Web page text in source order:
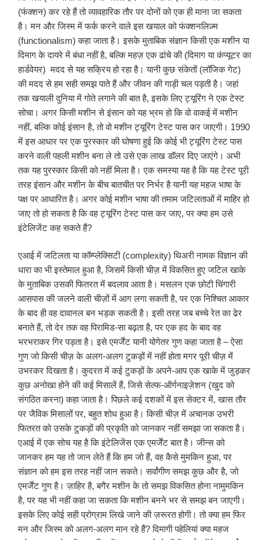
(फंक्शन) कर रहे हैं तो व्यावहारिक तौर पर दोनों को एक ही माना जा सकता
है। मन और जिस्म में फर्क करने वाले इस खयाल को फंक्शनलिज़्म
(functionalism) कहा जाता है। इसके मुताबिक संज्ञान किसी एक मशीन या
दिमाग के दायरे में बंधा नहीं है, बल्कि महज़ एक ढांचे की (दिमाग या कंप्यूटर का
हार्डवेयर) मदद से यह सक्रिय हो रहा है। यानी कुछ संकेतों (लॉजिक गेट)
की मदद से हम सही समझ पाते हैं और जीवन की गाड़ी चल पड़ती है। जहां
तक खयाली दुनिया में गोते लगाने की बात है, इसके लिए ट्यूरिंग ने एक टेस्ट
सोचा। अगर किसी मशीन से इंसान को यह भ्रम हो कि वो वाकई में मशीन
नहीं, बल्कि कोई इंसान है, तो वो मशीन ट्यूरिंग टेस्ट पास कर जाएगी। 1990
में इस आधार पर एक पुरस्कार की घोषणा हुई कि कोई भी ट्यूरिंग टेस्ट पास
करने वाली पहली मशीन बना ले तो उसे एक लाख डॉलर दिए जाएंगे। अभी
तक यह पुरस्कार किसी को नहीं मिला है। एक समस्या यह है कि यह टेस्ट पूरी
तरह इंसान और मशीन के बीच बातचीत पर निर्भर है यानी यह महज भाषा के
पक्ष पर आधारित है। अगर कोई मशीन भाषा की तमाम जटिलताओं में माहिर हो
जाए तो हो सकता है कि वह ट्यूरिंग टेस्ट पास कर जाए, पर क्या हम उसे
इंटेलिजेंट कह सकते हैं?
एआई में जटिलता या कॉम्प्लेक्सिटी (complexity) थिअरी नामक विज्ञान की
धारा का भी इस्तेमाल हुआ है, जिसमें किसी चीज़ में विकसित हुए जटिल खाके
के मुताबिक उसकी फितरत में बदलाव आता है। मसलन एक छोटी चिंगारी
आसपास की जलने वाली चीज़ों में आग लगा सकती है, पर एक निश्चित आकार
के बाद ही वह दावानल बन भड़क सकती है। इसी तरह जब बच्चे रेत का ढेर
बनाते हैं, तो देर तक वह पिरामिड-सा बढ़ता है, पर एक हद के बाद वह
भरभराकर गिर पड़ता है। इसे एमर्जेंट यानी योगेतर गुण कहा जाता है – ऐसा
गुण जो किसी चीज़ के अलग-अलग टुकड़ों में नहीं होता मगर पूरी चीज़ में
उभरकर दिखता है। कुदरत में कई टुकड़ों के अपने-आप एक खाके में जुड़कर
कुछ अनोखा होने की कई मिसालें हैं, जिसे सेल्फ-ऑर्गनाइज़ेशन (खुद को
संगठित करना) कहा जाता है। पिछले कई दशकों में इस सेक्टर में, खास तौर
पर जैविक मिसालों पर, बहुत शोध हुआ है। किसी चीज़ में अचानक उभरी
फितरत को उसके टुकड़ों की प्रकृति को जानकर नहीं समझा जा सकता है।
एआई में एक सोच यह है कि इंटेलिजेंस एक एमर्जेंट बात है। जीन्स को
जानकर हम यह तो जान लेते हैं कि हम जो हैं, वह कैसे मुमकिन हुआ, पर
संज्ञान को हम इस तरह नहीं जान सकते। सर्वांगीण समझ कुछ और है, जो
एमर्जेंट गुण है। ज़ाहिर है, बगैर मशीन के तो समझ विकसित होना नामुमकिन
है, पर यह भी नहीं कहा जा सकता कि मशीन बनने भर से समझ बन जाएगी।
इसके लिए कोई सही प्रोग्राम लिखे जाने की ज़रूरत होगी। तो क्या हम फिर
मन और जिस्म को अलग-अलग मान रहे हैं? दिमागी पहेलियां क्या महज